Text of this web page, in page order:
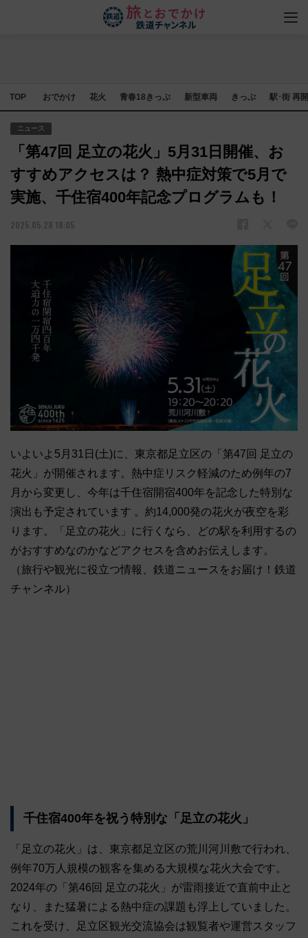
TOP おでかけ 花火 青春18きっぷ 新型車両 きっぷ 駅･街 再
ニュース
「第47回 足立の花火」5月31日開催、お
すすめアクセスは？ 熱中症対策で5月で
実施、千住宿400年記念プログラムも！
2025.05.28 18:05
いよいよ5月31日(土)に、東京都足立区の「第47回 足立の
花火」が開催されます。熱中症リスク軽減のため例年の7
月から変更し、今年は千住宿開宿400年を記念した特別な
演出も予定されています 。約14,000発の花火が夜空を彩
ります。「足立の花火」に行くなら、どの駅を利用するの
がおすすめなのかなどアクセスを含めお伝えします。
（旅行や観光に役立つ情報、鉄道ニュースをお届け！鉄道
チャンネル）
千住宿400年を祝う特別な「足立の花火」
「足立の花火」は、東京都足立区の荒川河川敷で行われ、
例年70万人規模の観客を集める大規模な花火大会です。
2024年の「第46回 足立の花火」が雷雨接近で直前中止と
なり、また猛暑による熱中症の課題も浮上していました。
これを受け、足立区観光交流協会は観覧者や運営スタッフ